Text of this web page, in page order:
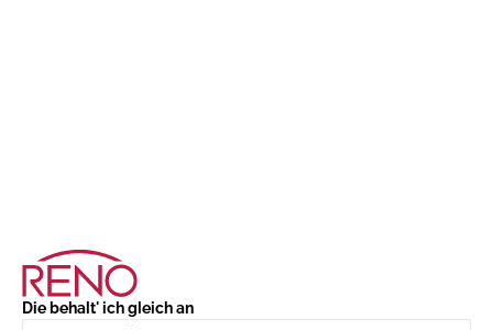
Die behalt' ich gleich an